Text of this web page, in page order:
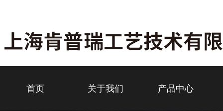
首页 关于我们 产品中心